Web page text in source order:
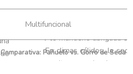
Comparativa: Pañuelo vs. Gorro de Seda
Multifuncional